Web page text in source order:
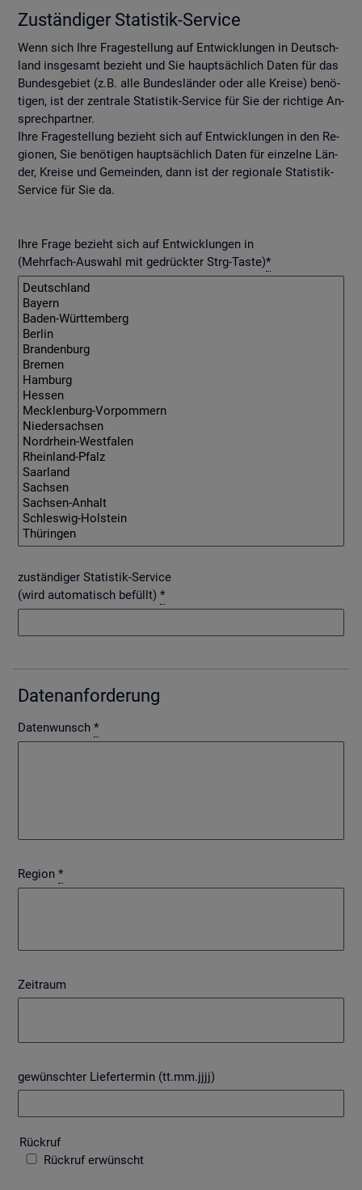
Zu­stän­di­ger Sta­tis­tik-Ser­vice
Wenn sich Ihre Fra­ge­stel­lung auf Ent­wick­lun­gen in Deutsch­
land ins­ge­samt be­zieht und Sie haupt­säch­lich Daten für das
Bun­des­ge­biet (z.B. alle Bun­des­län­der oder alle Krei­se) be­nö­
ti­gen, ist der zen­tra­le Sta­tis­tik-Ser­vice für Sie der rich­ti­ge An­
sprech­part­ner.
Ihre Fra­ge­stel­lung be­zieht sich auf Ent­wick­lun­gen in den Re­
gio­nen, Sie be­nö­ti­gen haupt­säch­lich Daten für ein­zel­ne Län­
der, Krei­se und Ge­mein­den, dann ist der re­gio­na­le Sta­tis­tik-
Ser­vice für Sie da.
Ihre Frage bezieht sich auf Entwicklungen in
(Mehrfach-Auswahl mit gedrückter Strg-Taste)*
zuständiger Statistik-Service
(wird automatisch befüllt) *
Da­ten­an­for­de­rung
Datenwunsch *
Region *
Zeitraum
gewünschter Liefertermin (tt.mm.jjjj)
Rück­ruf
Rückruf erwünscht